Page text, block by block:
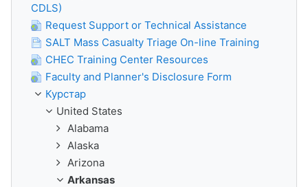
CDLS)
Request Support or Technical Assistance
SALT Mass Casualty Triage On-line Training
CHEC Training Center Resources
Faculty and Planner's Disclosure Form
Курстар
United States
Alabama
Alaska
Arizona
Arkansas